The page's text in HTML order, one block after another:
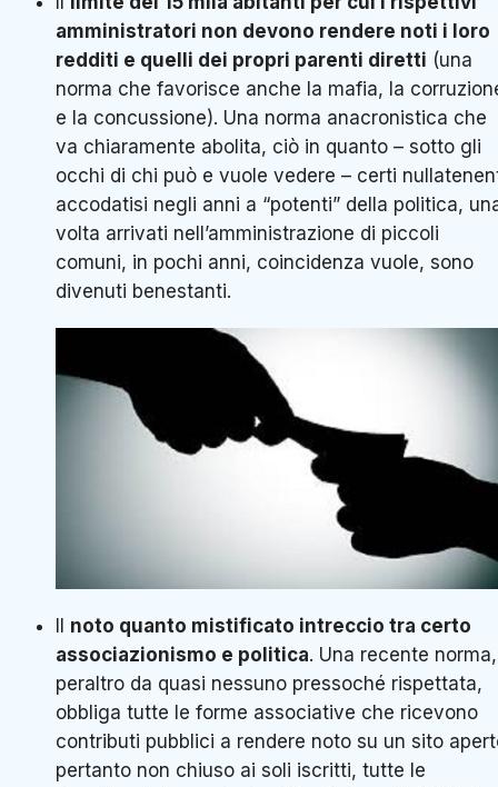
amministratori non devono rendere noti i loro
redditi e quelli dei propri parenti diretti (una
norma che favorisce anche la mafia, la
e la concussione). Una norma anacronistica che
va chiaramente abolita, ciò in quanto – sotto gli
occhi di chi può e vuole vedere – certi
accodatisi negli anni a “potenti” della politica,
volta arrivati nell’amministrazione di piccoli
comuni, in pochi anni, coincidenza vuole, sono
divenuti benestanti.
noto quanto mistificato intreccio tra certo
associazionismo e politica. Una recente norma,
peraltro da quasi nessuno pressoché rispettata,
obbliga tutte le forme associative che ricevono
contributi pubblici a rendere noto su un sito
pertanto non chiuso ai soli iscritti, tutte le